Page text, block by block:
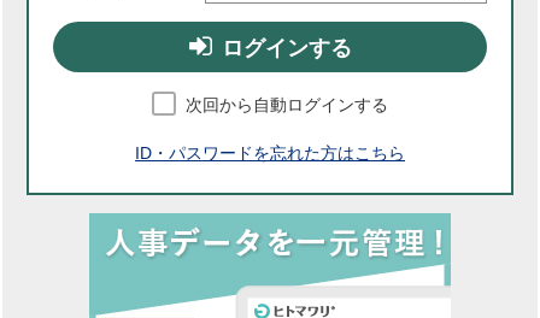
ログインする
次回から自動ログインする
ID・パスワードを忘れた方はこちら